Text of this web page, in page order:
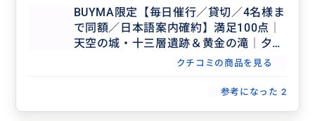
BUYMA限定【毎日催行／貸切／4名様ま
で同額／日本語案内確約】満足100点│
天空の城・十三層遺跡＆黄金の滝│夕方
の九分&夜十分天燈上げ体験ツアー8時
クチコミの商品を見る
参考になった 2